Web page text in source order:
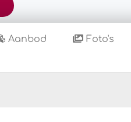
Aanbod Foto's